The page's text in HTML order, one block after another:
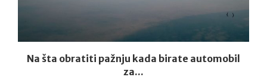
Na šta obratiti pažnju kada birate automobil
za...